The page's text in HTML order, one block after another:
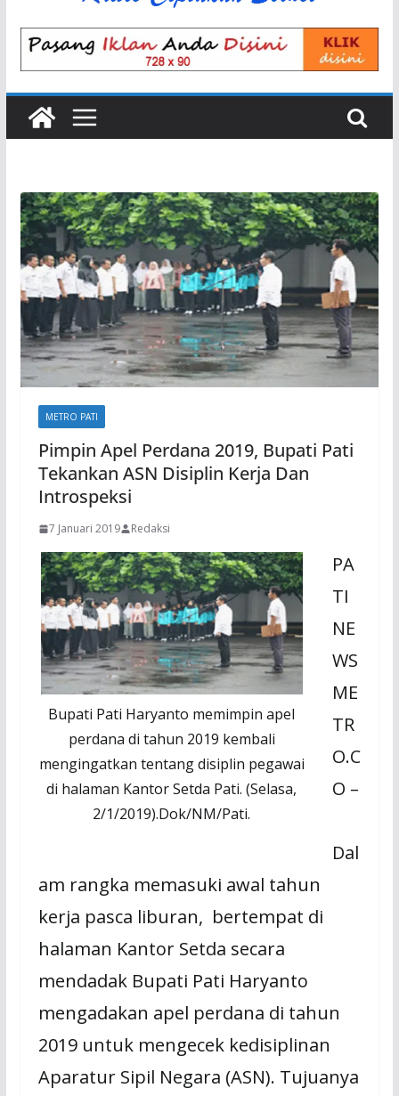
METRO PATI
Pimpin Apel Perdana 2019, Bupati Pati
Tekankan ASN Disiplin Kerja Dan
Introspeksi
7 Januari 2019 Redaksi
Bupati Pati Haryanto memimpin apel
perdana di tahun 2019 kembali
mengingatkan tentang disiplin pegawai
di halaman Kantor Setda Pati. (Selasa,
2/1/2019).Dok/NM/Pati.
PA
TI
NE
WS
ME
TR
O.C
O –
Dal
am rangka memasuki awal tahun
kerja pasca liburan, bertempat di
halaman Kantor Setda secara
mendadak Bupati Pati Haryanto
mengadakan apel perdana di tahun
2019 untuk mengecek kedisiplinan
Aparatur Sipil Negara (ASN). Tujuanya